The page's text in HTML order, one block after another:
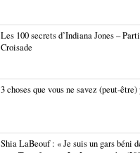
Les 100 secrets d’Indiana Jones –
Croisade
3 choses que vous ne savez (peut-
Shia LaBeouf : « Je suis un gars béni